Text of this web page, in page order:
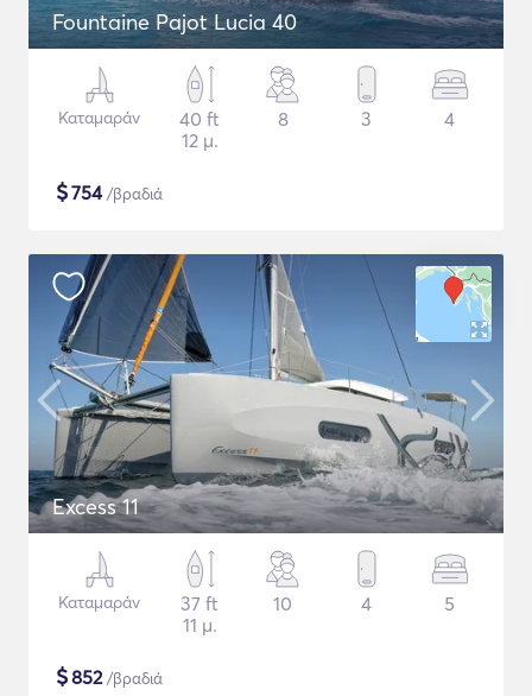
Fountaine Pajot Lucia 40
Καταμαράν
40 ft
12 μ.
8 3 4
$754/βραδιά
Excess 11
Καταμαράν
37 ft
11 μ.
10 4 5
$852/βραδιά